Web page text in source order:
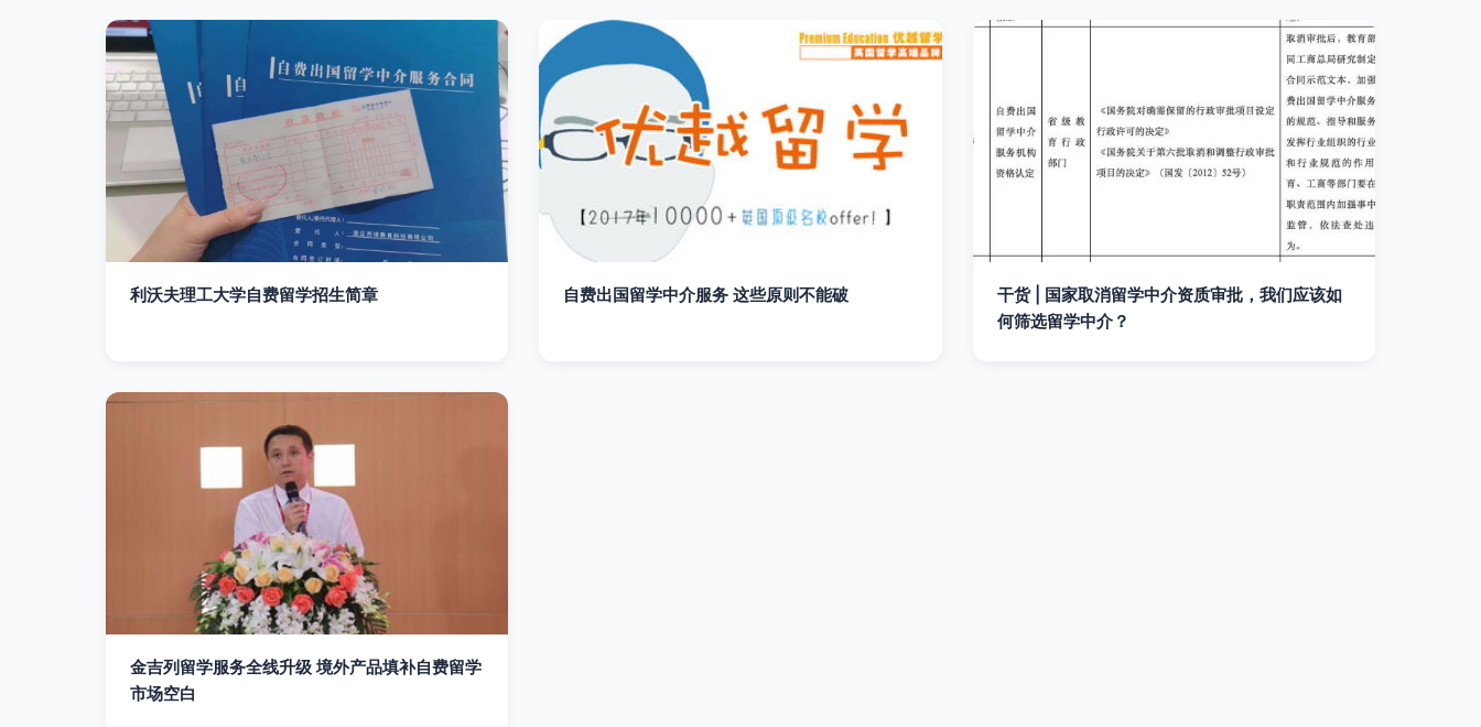
利沃夫理工大学自费留学招生简章 自费出国留学中介服务 这些原则不能破
干货 | 国家取消留学中介资质审批，我们应该如
何筛选留学中介？
金吉列留学服务全线升级 境外产品填补自费留学
市场空白